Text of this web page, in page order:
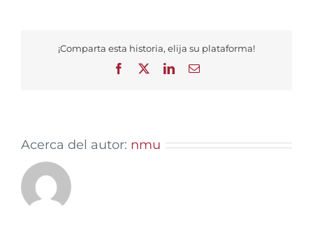
¡Comparta esta historia, elija su plataforma!
Facebook
LinkedInEmail
Acerca del autor: nmu